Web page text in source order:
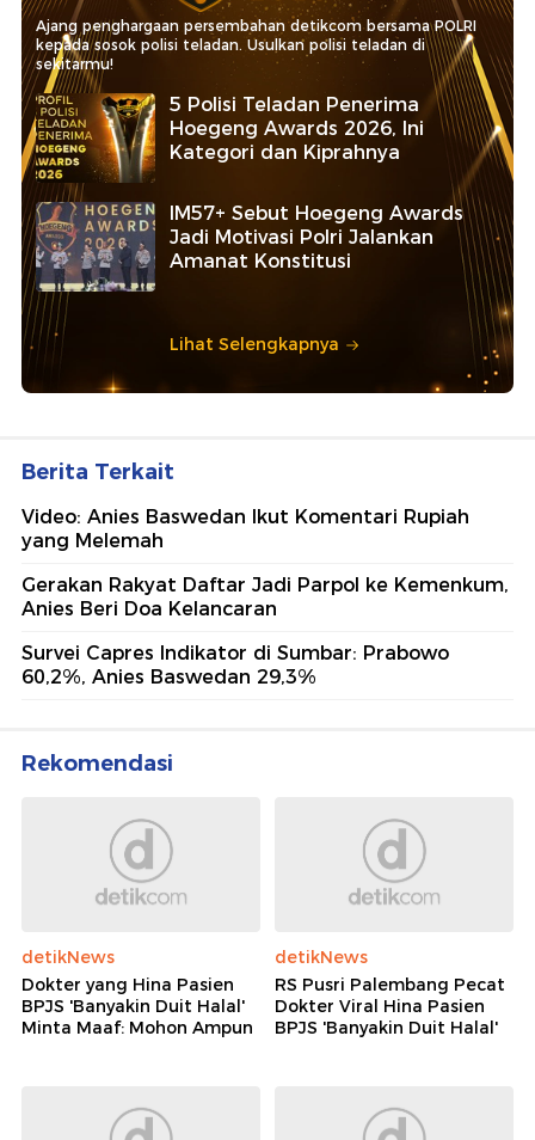
Ajang penghargaan persembahan detikcom bersama POLRI
kepada sosok polisi teladan. Usulkan polisi teladan di
sekitarmu!
5 Polisi Teladan Penerima
Hoegeng Awards 2026, Ini
Kategori dan Kiprahnya
IM57+ Sebut Hoegeng Awards
Jadi Motivasi Polri Jalankan
Amanat Konstitusi
Lihat Selengkapnya
Berita Terkait
Video: Anies Baswedan Ikut Komentari Rupiah
yang Melemah
Gerakan Rakyat Daftar Jadi Parpol ke Kemenkum,
Anies Beri Doa Kelancaran
Survei Capres Indikator di Sumbar: Prabowo
60,2%, Anies Baswedan 29,3%
Rekomendasi
detikNews
Dokter yang Hina Pasien
BPJS 'Banyakin Duit Halal'
Minta Maaf: Mohon Ampun
detikNews
RS Pusri Palembang Pecat
Dokter Viral Hina Pasien
BPJS 'Banyakin Duit Halal'